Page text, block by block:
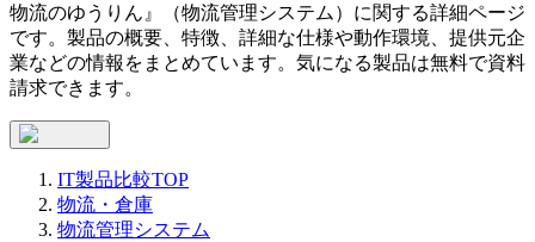
物流のゆうりん 』（物流管理システム ）に関する詳細ページ
です。製品の概要、特徴、詳細な仕様や動作環境、提供元企
業などの情報をまとめています。気になる製品は無料で資料
請求できます。
IT製品比較TOP
物流・倉庫
物流管理システム